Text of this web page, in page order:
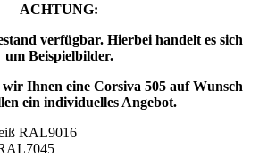
ACHTUNG:
verfügbar. Hierbei handelt es sich
um Beispielbilder.
Ihnen eine Corsiva 505 auf Wunsch
ein individuelles Angebot.
RAL9016